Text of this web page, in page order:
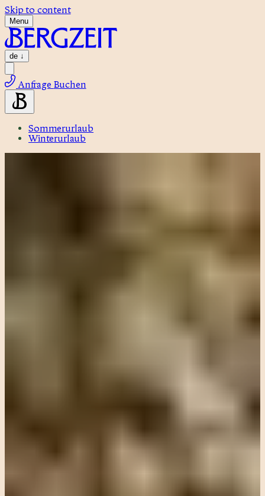
Skip to content
Menu
de ↓
Anfrage Buchen
Sommerurlaub
Winterurlaub